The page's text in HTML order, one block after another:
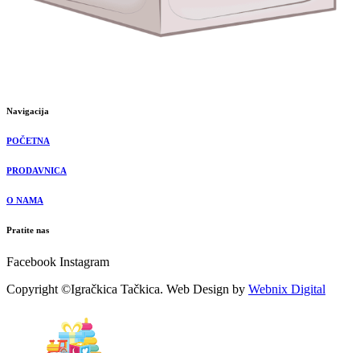
Navigacija
POČETNA
PRODAVNICA
O NAMA
Pratite nas
Facebook Instagram
Copyright ©Igračkica Tačkica. Web Design by Webnix Digital